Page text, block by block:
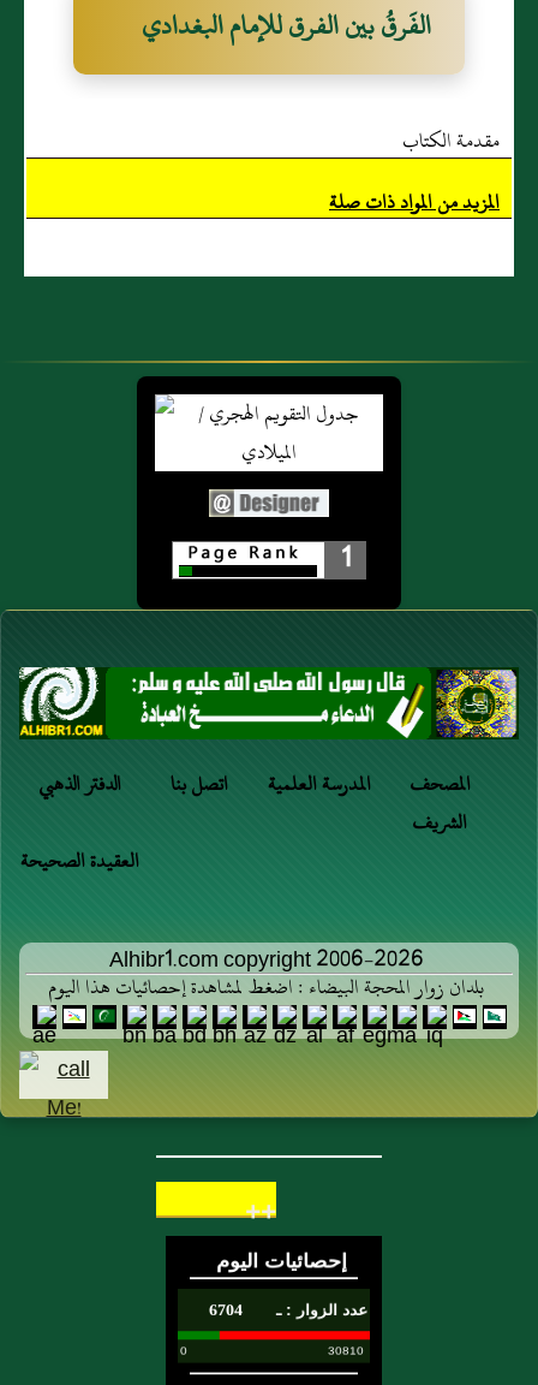
الفَرقُ بين الفرق للإمام البغدادي
مقدمة الكتاب
المزيد من المواد ذات صلة
1
الدفتر الذهبي اتصل بنا المدرسة العلمية
المصحف
الشريف
العقيدة الصحيحة
Alhibr1.com copyright 2006-2026
بلدان زوار المحجة البيضاء : اضغط لمشاهدة إحصائيات هذا اليوم
++